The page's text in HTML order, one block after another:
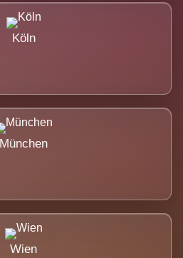
Köln
München
Wien